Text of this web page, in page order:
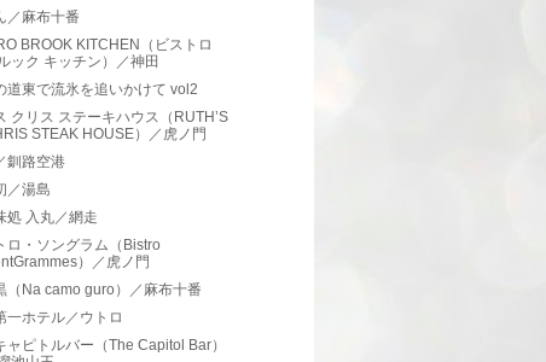
／麻布十番
BROOK KITCHEN（ビストロ
ック キッチン）／神田
道東で流氷を追いかけて vol2
クリス ステーキハウス（RUTH’S
STEAK HOUSE）／虎ノ門
釧路空港
／湯島
処 入丸／網走
ロ・ソングラム（Bistro
）／虎ノ門
（Na camo guro）／麻布十番
一ホテル／ウトロ
ャピトルバー（The Capitol Bar）